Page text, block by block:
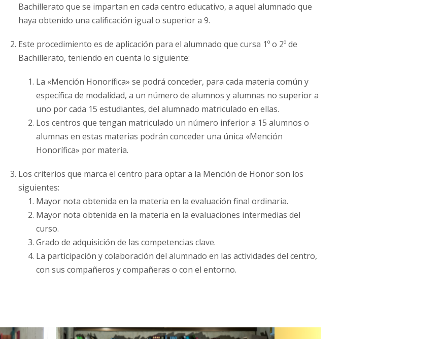
Bachillerato que se impartan en cada centro educativo, a aquel alumnado que
haya obtenido una calificación igual o superior a 9.
Este procedimiento es de aplicación para el alumnado que cursa 1º o 2º de
Bachillerato, teniendo en cuenta lo siguiente:
La «Mención Honorífica» se podrá conceder, para cada materia común y
específica de modalidad, a un número de alumnos y alumnas no superior a
uno por cada 15 estudiantes, del alumnado matriculado en ellas.
Los centros que tengan matriculado un número inferior a 15 alumnos o
alumnas en estas materias podrán conceder una única «Mención
Honorífica» por materia.
Los criterios que marca el centro para optar a la Mención de Honor son los
siguientes:
Mayor nota obtenida en la materia en la evaluación final ordinaria.
Mayor nota obtenida en la materia en la evaluaciones intermedias del
curso.
Grado de adquisición de las competencias clave.
La participación y colaboración del alumnado en las actividades del centro,
con sus compañeros y compañeras o con el entorno.